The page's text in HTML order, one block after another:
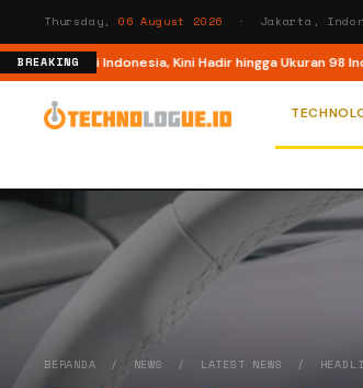
Thursday, 06 August 2026 · Jakarta,
BREAKINGdi Indonesia, Kini Hadir hingga Ukuran 98 Inci
BERANDA / NEWS / LATEST NEWS /